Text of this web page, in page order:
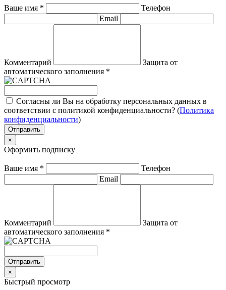
Ваше имя *
Телефон
Email
Комментарий
Защита от
автоматического заполнения *
Согласны ли Вы на обработку персональных данных в
соответствии с политикой конфиденциальности? (Политика
конфиденциальности)
Отправить
×
Оформить подписку
Ваше имя *
Телефон
Email
Комментарий
Защита от
автоматического заполнения *
Отправить
×
Быстрый просмотр